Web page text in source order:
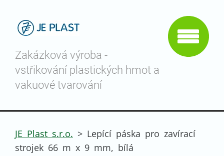
Zakázková výroba -
vstřikování plastických hmot a
vakuové tvarování
JE Plast s.r.o. > Lepící páska pro zavírací
strojek 66 m x 9 mm, bílá